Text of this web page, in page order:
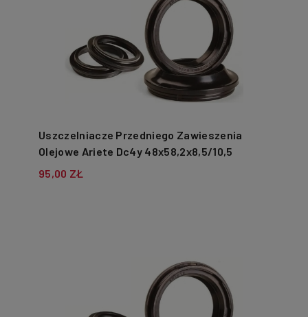
Uszczelniacze Przedniego Zawieszenia
Olejowe Ariete Dc4y 48x58,2x8,5/10,5
95,00 ZŁ